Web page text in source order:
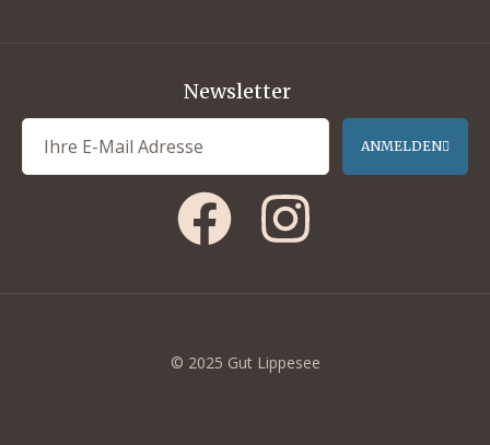
Newsletter
ANMELDEN
© 2025 Gut Lippesee